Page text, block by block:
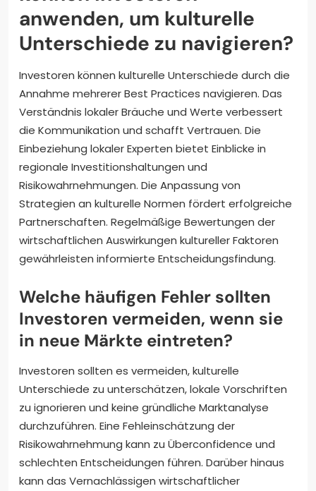
anwenden, um kulturelle
Unterschiede zu navigieren?
Investoren können kulturelle Unterschiede durch die
Annahme mehrerer Best Practices navigieren. Das
Verständnis lokaler Bräuche und Werte verbessert
die Kommunikation und schafft Vertrauen. Die
Einbeziehung lokaler Experten bietet Einblicke in
regionale Investitionshaltungen und
Risikowahrnehmungen. Die Anpassung von
Strategien an kulturelle Normen fördert erfolgreiche
Partnerschaften. Regelmäßige Bewertungen der
wirtschaftlichen Auswirkungen kultureller Faktoren
gewährleisten informierte Entscheidungsfindung.
Welche häufigen Fehler sollten
Investoren vermeiden, wenn sie
in neue Märkte eintreten?
Investoren sollten es vermeiden, kulturelle
Unterschiede zu unterschätzen, lokale Vorschriften
zu ignorieren und keine gründliche Marktanalyse
durchzuführen. Eine Fehleinschätzung der
Risikowahrnehmung kann zu Überconfidence und
schlechten Entscheidungen führen. Darüber hinaus
kann das Vernachlässigen wirtschaftlicher